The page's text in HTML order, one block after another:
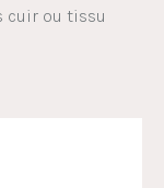
cuir ou tissu